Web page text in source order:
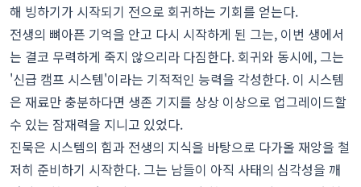
해 빙하기가 시작되기 전으로 회귀하는 기회를 얻는다.
전생의 뼈아픈 기억을 안고 다시 시작하게 된 그는, 이번 생에서
는 결코 무력하게 죽지 않으리라 다짐한다. 회귀와 동시에, 그는
'신급 캠프 시스템'이라는 기적적인 능력을 각성한다. 이 시스템
은 재료만 충분하다면 생존 기지를 상상 이상으로 업그레이드할
수 있는 잠재력을 지니고 있었다.
진묵은 시스템의 힘과 전생의 지식을 바탕으로 다가올 재앙을 철
저히 준비하기 시작한다. 그는 남들이 아직 사태의 심각성을 깨